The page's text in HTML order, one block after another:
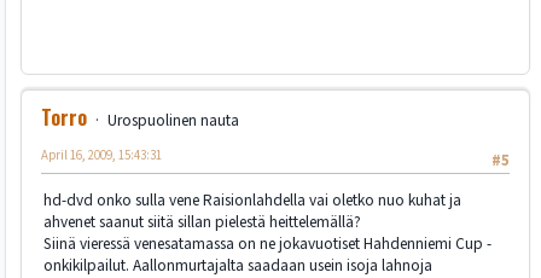
Torro
Urospuolinen nauta
#5
April 16, 2009, 15:43:31
hd-dvd onko sulla vene Raisionlahdella vai oletko nuo kuhat ja
ahvenet saanut siitä sillan pielestä heittelemällä?
Siinä vieressä venesatamassa on ne jokavuotiset Hahdenniemi Cup -
onkikilpailut. Aallonmurtajalta saadaan usein isoja lahnoja